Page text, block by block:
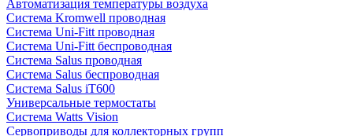
Автоматизация температуры воздуха
Система Kromwell проводная
Система Uni-Fitt проводная
Система Uni-Fitt беспроводная
Система Salus проводная
Система Salus беспроводная
Система Salus iT600
Универсальные термостаты
Система Watts Vision
Сервоприводы для коллекторных групп